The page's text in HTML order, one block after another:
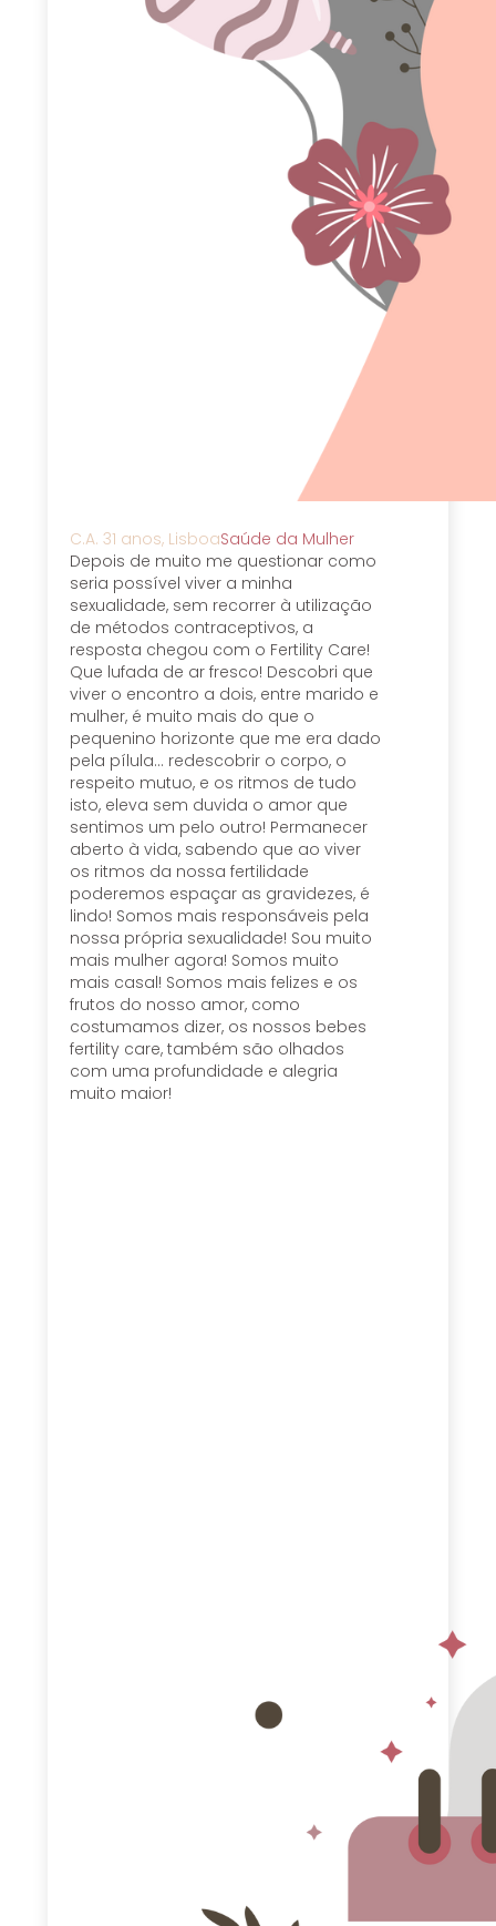
C.A. 31 anos, LisboaSaúde da Mulher
Depois de muito me questionar como
seria possível viver a minha
sexualidade, sem recorrer à utilização
de métodos contraceptivos, a
resposta chegou com o Fertility Care!
Que lufada de ar fresco! Descobri que
viver o encontro a dois, entre marido e
mulher, é muito mais do que o
pequenino horizonte que me era dado
pela pílula... redescobrir o corpo, o
respeito mutuo, e os ritmos de tudo
isto, eleva sem duvida o amor que
sentimos um pelo outro! Permanecer
aberto à vida, sabendo que ao viver
os ritmos da nossa fertilidade
poderemos espaçar as gravidezes, é
lindo! Somos mais responsáveis pela
nossa própria sexualidade! Sou muito
mais mulher agora! Somos muito
mais casal! Somos mais felizes e os
frutos do nosso amor, como
costumamos dizer, os nossos bebes
fertility care, também são olhados
com uma profundidade e alegria
muito maior!